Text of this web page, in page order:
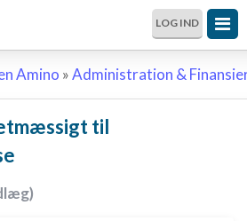
LOG IND
Amino »Administration &
til